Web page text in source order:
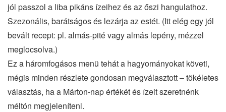
jól passzol a liba pikáns ízeihez és az őszi hangulathoz.
Szezonális, barátságos és lezárja az estét. (Itt elég egy jól
bevált recept: pl. almás‐pité vagy almás lepény, mézzel
meglocsolva.)
Ez a háromfogásos menü tehát a hagyományokat követi,
mégis minden részlete gondosan megválasztott – tökéletes
választás, ha a Márton‐nap értékét és ízeit szeretnénk
méltón megjeleníteni.